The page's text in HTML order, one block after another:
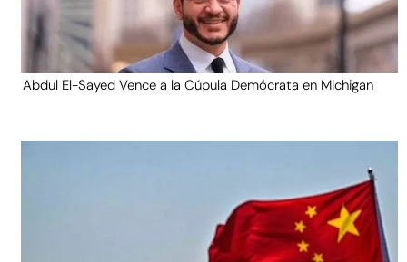
Abdul El-Sayed Vence a la Cúpula Demócrata en Michigan